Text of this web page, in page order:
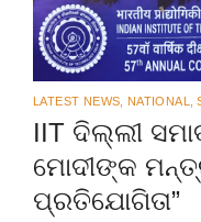
LATEST NEWS NATIONAL
IIT ଦିଲ୍ଲୀ
ମୋଦୀଙ୍କ
ପ୍ରତିଯୋଗିତା”